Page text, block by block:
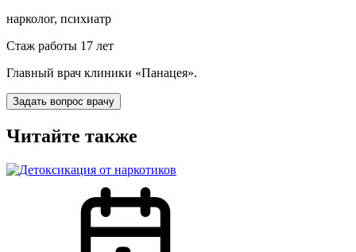
нарколог, психиатр
Стаж работы 17 лет
Главный врач клиники «Панацея».
Задать вопрос врачу
Читайте также